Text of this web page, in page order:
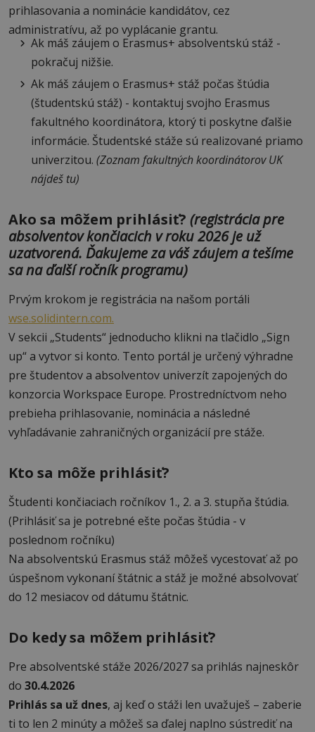
prihlasovania a nominácie kandidátov, cez
administratívu, až po vyplácanie grantu.
Ak máš záujem o Erasmus+ absolventskú stáž -
pokračuj nižšie.
Ak máš záujem o Erasmus+ stáž počas štúdia
(študentskú stáž) - kontaktuj svojho Erasmus
fakultného koordinátora, ktorý ti poskytne ďalšie
informácie. Študentské stáže sú realizované priamo
univerzitou. (Zoznam fakultných koordinátorov UK
nájdeš tu)
Ako sa môžem prihlásiť? (registrácia pre
absolventov končiacich v roku 2026 je už
uzatvorená. Ďakujeme za váš záujem a tešíme
sa na ďalší ročník programu)
Prvým krokom je registrácia na našom portáli
wse.solidintern.com.
V sekcii „Students“ jednoducho klikni na tlačidlo „Sign
up“ a vytvor si konto. Tento portál je určený výhradne
pre študentov a absolventov univerzít zapojených do
konzorcia Workspace Europe. Prostredníctvom neho
prebieha prihlasovanie, nominácia a následné
vyhľadávanie zahraničných organizácií pre stáže.
Kto sa môže prihlásiť?
Študenti končiaciach ročníkov 1., 2. a 3. stupňa štúdia.
(Prihlásiť sa je potrebné ešte počas štúdia - v
poslednom ročníku)
Na absolventskú Erasmus stáž môžeš vycestovať až po
úspešnom vykonaní štátnic a stáž je možné absolvovať
do 12 mesiacov od dátumu štátnic.
Do kedy sa môžem prihlásiť?
Pre absolventské stáže 2026/2027 sa prihlás najneskôr
do 30.4.2026
Prihlás sa už dnes, aj keď o stáži len uvažuješ – zaberie
ti to len 2 minúty a môžeš sa ďalej naplno sústrediť na